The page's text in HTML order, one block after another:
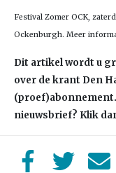
Festival Zomer OCK,
Ockenburgh. Meer
Dit artikel wordt u
over de krant Den
nieuwsbrief? Klik